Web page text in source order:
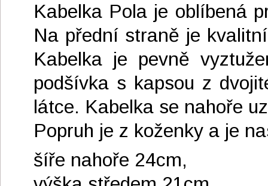
Kabelka Pola je oblíbená
Na přední straně je
Kabelka je pevně
podšívka s kapsou z
látce. Kabelka se nahoře
Popruh je z koženky a je
šíře nahoře 24cm,